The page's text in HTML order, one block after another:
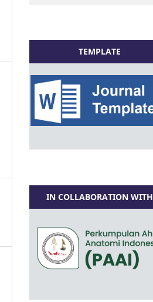
TEMPLATE
IN COLLABORATION WITH